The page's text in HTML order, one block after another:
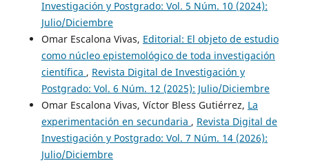
Investigación y Postgrado: Vol. 5 Núm. 10 (2024):
Julio/Diciembre
Omar Escalona Vivas, Editorial: El objeto de estudio
como núcleo epistemológico de toda investigación
científica , Revista Digital de Investigación y
Postgrado: Vol. 6 Núm. 12 (2025): Julio/Diciembre
Omar Escalona Vivas, Víctor Bless Gutiérrez, La
experimentación en secundaria , Revista Digital de
Investigación y Postgrado: Vol. 7 Núm. 14 (2026):
Julio/Diciembre